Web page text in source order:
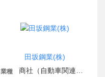
田坂鋼業(株)
業種